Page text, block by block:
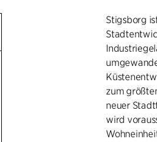
Stigsborg
zum
neuer
wird